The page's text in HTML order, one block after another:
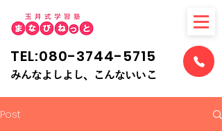
TEL:080-3744-5715
​みんなよしよし、こんないいこ
Post